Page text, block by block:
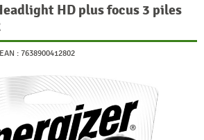
HD plus focus 3 piles
EAN : 7638900412802